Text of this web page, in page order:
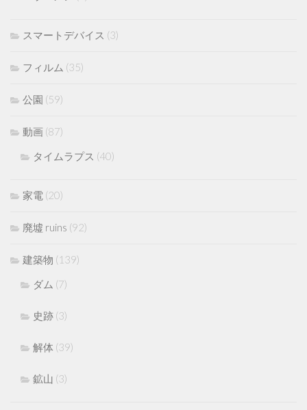
スマートデバイス (3)
フィルム (35)
公園 (59)
動画 (87)
タイムラプス (40)
家電 (20)
廃墟 ruins (92)
建築物 (139)
ダム (7)
史跡 (3)
解体 (39)
鉱山 (3)